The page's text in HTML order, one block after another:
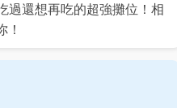
過還想再吃的超強攤位！相